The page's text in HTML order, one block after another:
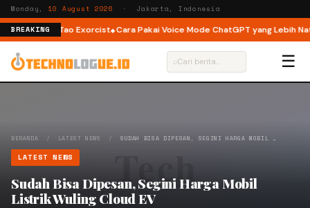
Monday, 10 August 2026 · Jakarta, Indonesia
BREAKINGThe Tao Exorcist Cara Pakai Voice Mode ChatGPT yang Lebih
⌕ ☰
BERANDA / LATEST NEWS / SUDAH BISA DIPESAN, SEGINI HARGA MOBIL …
LATEST NEWS
Sudah Bisa Dipesan, Segini Harga Mobil
Listrik Wuling Cloud EV